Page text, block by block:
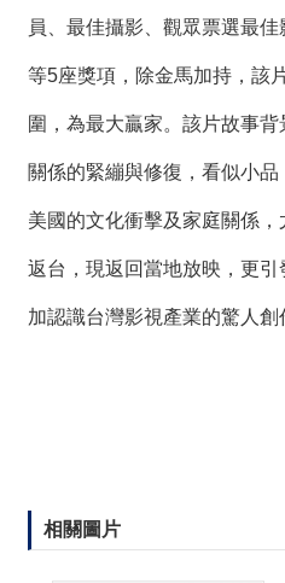
員、最佳攝影、觀眾票選最
等5座獎項，除金馬加持，該
圍，為最大贏家。該片故事
關係的緊繃與修復，看似小
美國的文化衝擊及家庭關係
返台，現返回當地放映，更
加認識台灣影視產業的驚人創
相關圖片